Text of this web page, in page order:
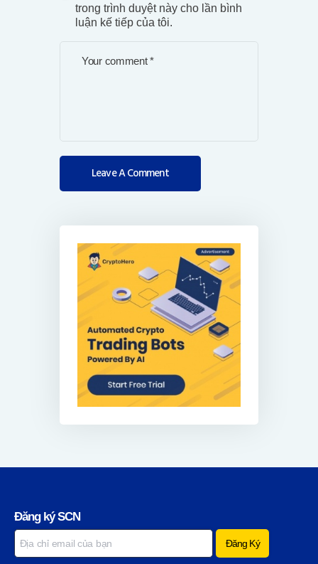
trong trình duyệt này cho lần bình
luận kế tiếp của tôi.
Đăng ký SCN